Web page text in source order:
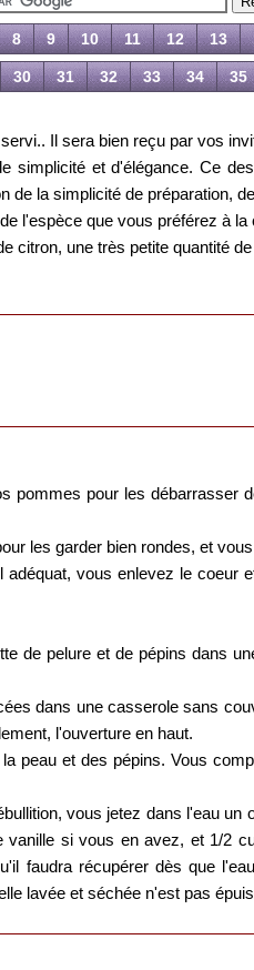
8 9 10 11 12 13
30 31 32 33 34 35
Il sera bien reçu par vos
simplicité et d'élégance. Ce
la simplicité de préparation,
l'espèce que vous préférez à
citron, une très petite quantité
pommes pour les débarrasser
les garder bien rondes, et
vous enlevez le coeur
de pelure et de pépins dans
dans une casserole sans
l'ouverture en haut.
peau et des pépins. Vous
vous jetez dans l'eau
si vous en avez, et 1/2
faudra récupérer dès que
lavée et séchée n'est pas